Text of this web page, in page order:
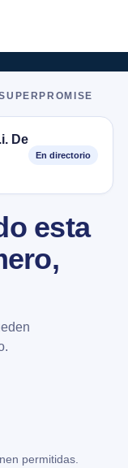
De
En directorio
esta
permitidas.